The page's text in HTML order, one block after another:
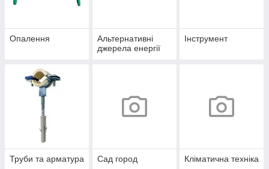
Опалення
Альтернативні
джерела енергії
Інструмент
Труби та арматура Сад город Кліматична техніка